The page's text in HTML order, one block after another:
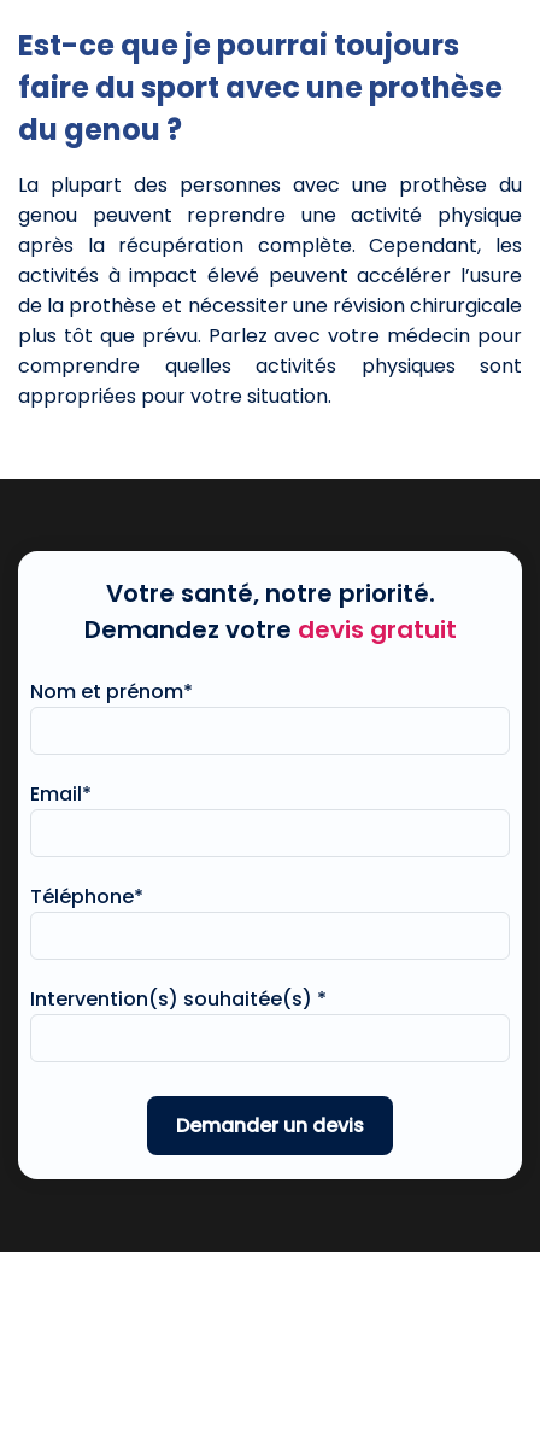
Est-ce que je pourrai toujours
faire du sport avec une prothèse
du genou ?
La plupart des personnes avec une prothèse du
genou peuvent reprendre une activité physique
après la récupération complète. Cependant, les
activités à impact élevé peuvent accélérer l’usure
de la prothèse et nécessiter une révision chirurgicale
plus tôt que prévu. Parlez avec votre médecin pour
comprendre quelles activités physiques sont
appropriées pour votre situation.
Votre santé, notre priorité.
Demandez votre devis gratuit
Nom et prénom*
Email*
Téléphone*
Intervention(s) souhaitée(s) *